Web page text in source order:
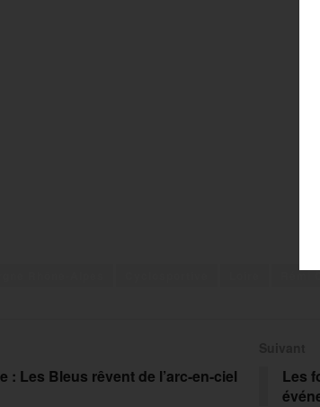
Rémi
: Les Bleus rêvent de l’arc-en-ciel
Les